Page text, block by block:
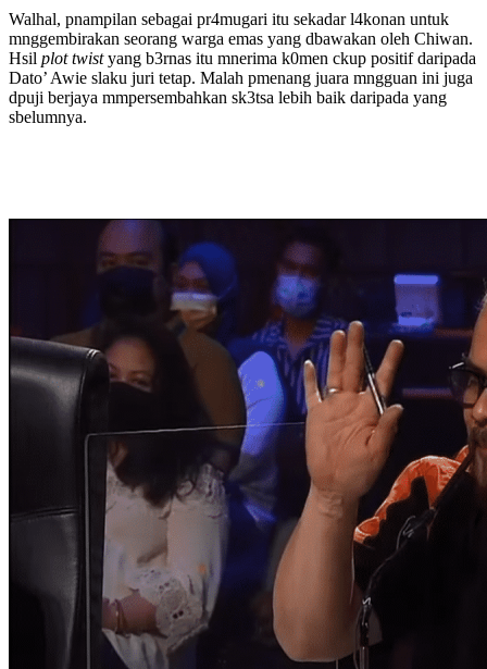
Walhal, pnampilan sebagai pr4mugari itu sekadar l4konan untuk
mnggembirakan seorang warga emas yang dbawakan oleh Chiwan.
Hsil plot twistyang b3rnas itu mnerima k0men ckup positif daripada
Dato’ Awie slaku juri tetap. Malah pmenang juara mngguan ini juga
dpuji berjaya mmpersembahkan sk3tsa lebih baik daripada yang
sbelumnya.